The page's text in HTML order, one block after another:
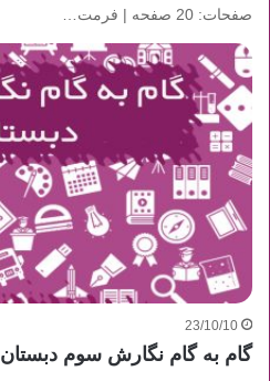
صفحات: 20 صفحه | فرمت…
23/10/10
گام به گام نگارش سوم دبستان